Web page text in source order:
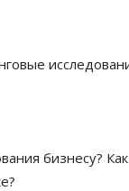
бизнесу?